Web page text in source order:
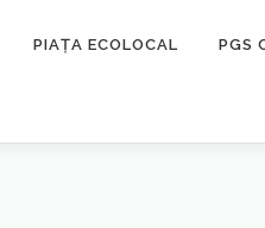
PIAȚA ECOLOCAL PGS